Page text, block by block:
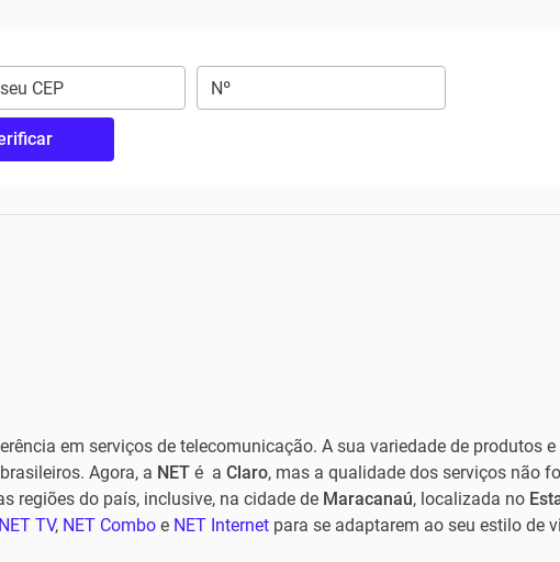
em serviços de telecomunicação. A sua variedade de produtos e
Agora, a NET é a Claro, mas a qualidade dos serviços não
regiões do país, inclusive, na cidade de Maracanaú, localizada no
NET TV, NET Comboe NET Internetpara se adaptarem ao seu estilo de